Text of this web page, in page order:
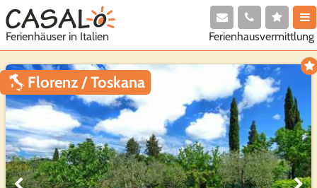
Ferienhausvermittlung
Ferienhäuser in Italien
Florenz / Toskana